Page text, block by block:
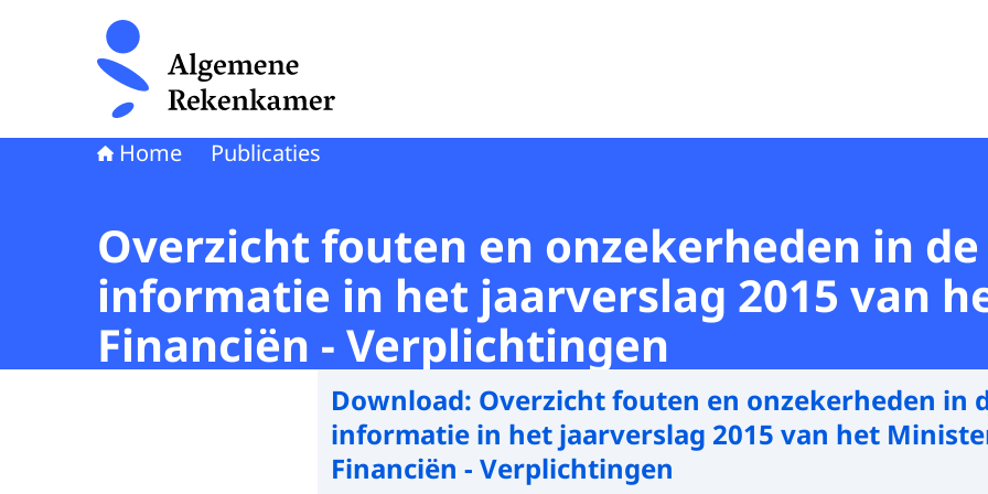
Naar de homepage van Algemene Rekenkamer
Home Publicaties
Overzicht fouten en onzekerheden in
informatie in het jaarverslag 2015 van
Financiën - Verplichtingen
Download: Overzicht fouten en onzekerheden in
informatie in het jaarverslag 2015 van het
Financiën - Verplichtingen